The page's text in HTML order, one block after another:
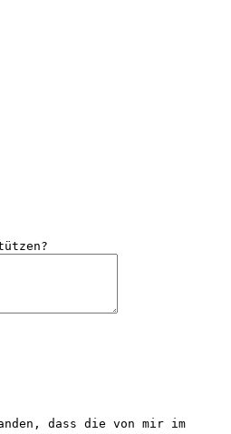
dass die von mir im